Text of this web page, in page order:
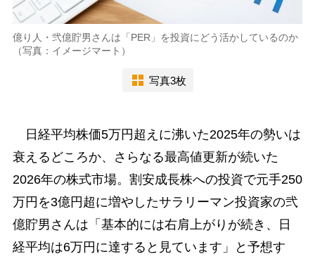
億り人・弐億貯男さんは「PER」を投資にどう活かしているのか
（写真：イメージマート）
写真3枚
日経平均株価5万円超えに沸いた2025年の勢いは
衰えるどころか、さらなる最高値更新が続いた
2026年の株式市場。割安成長株への投資で元手250
万円を3億円超に増やしたサラリーマン投資家の弐
億貯男さんは「基本的には右肩上がりが続き、日
経平均は6万円に達すると見ています」と予想す